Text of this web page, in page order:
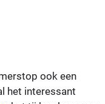
ook een
het interessant